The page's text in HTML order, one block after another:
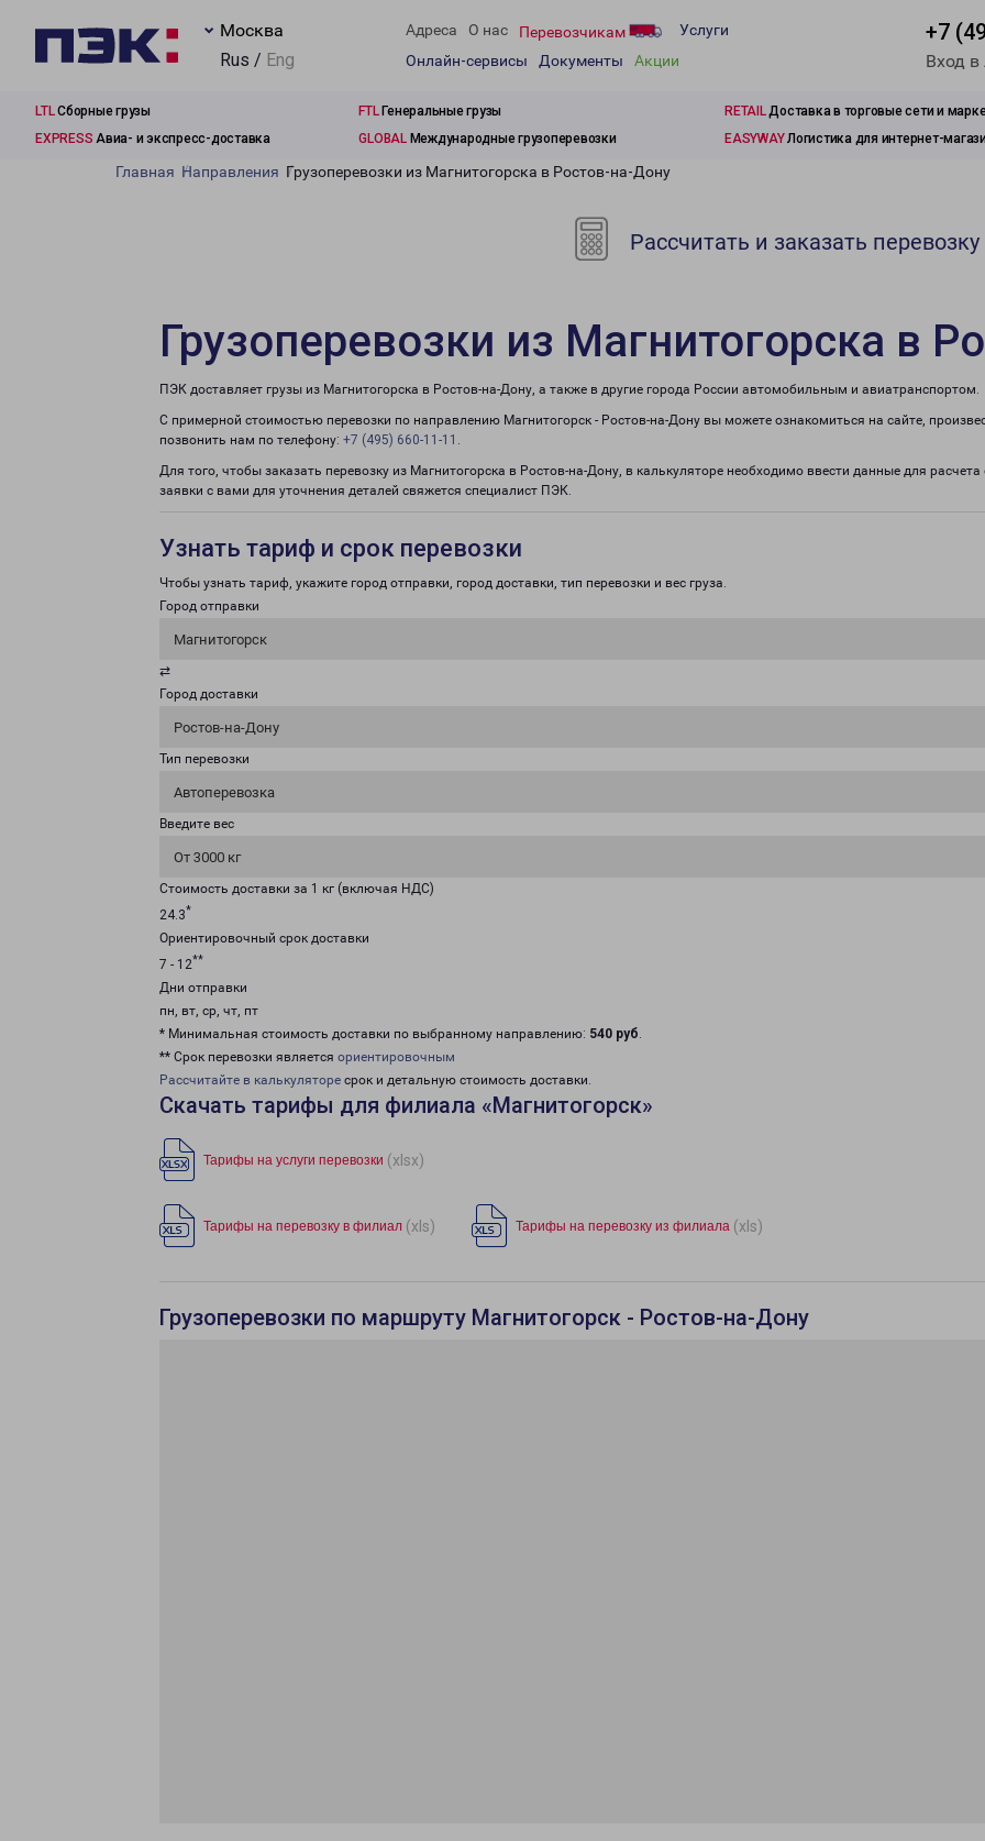
Москва
Rus / Eng
Адреса О нас Перевозчикам
Услуги
Онлайн-сервисы
Документы Акции
+7
Вход
LTLСборные грузы FTLГенеральные грузы RETAILДоставка в торговые сети и
EXPRESS Авиа- и экспресс-доставка GLOBALМеждународные грузоперевозки EASYWAYЛогистика для интернет-
Главная Направления Грузоперевозки из Магнитогорска в Ростов-на-Дону
Рассчитать и заказать перевозку
Грузоперевозки из Магнитогорска в
ПЭК доставляет грузы из Магнитогорска в Ростов-на-Дону, а также в другие города России автомобильным и авиатранспортом.
С примерной стоимостью перевозки по направлению Магнитогорск - Ростов-на-Дону вы можете ознакомиться на сайте,
позвонить нам по телефону: +7 (495) 660-11-11 .
Для того, чтобы заказать перевозку из Магнитогорска в Ростов-на-Дону, в калькуляторе необходимо ввести данные для
заявки с вами для уточнения деталей свяжется специалист ПЭК.
Узнать тариф и срок перевозки
Чтобы узнать тариф, укажите город отправки, город доставки, тип перевозки и вес груза.
Город отправки
Магнитогорск
⇄
Город доставки
Ростов-на-Дону
Тип перевозки
Автоперевозка
Введите вес
От 3000 кг
Стоимость доставки за 1 кг (включая НДС)
24.3*
Ориентировочный срок доставки
7 - 12**
Дни отправки
пн, вт, ср, чт, пт
* Минимальная стоимость доставки по выбранному направлению: 540 руб.
** Срок перевозки является ориентировочным
Рассчитайте в калькуляторе срок и детальную стоимость доставки.
Скачать тарифы для филиала «Магнитогорск»
Тарифы на услуги перевозки (xlsx)
Тарифы на перевозку в филиал (xls) Тарифы на перевозку из филиала (xls)
Грузоперевозки по маршруту Магнитогорск - Ростов-на-Дону